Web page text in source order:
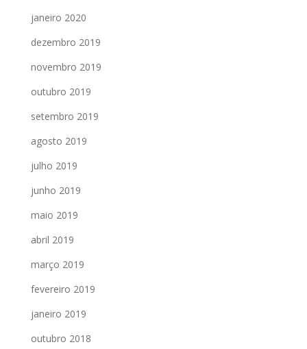
janeiro 2020
dezembro 2019
novembro 2019
outubro 2019
setembro 2019
agosto 2019
julho 2019
junho 2019
maio 2019
abril 2019
março 2019
fevereiro 2019
janeiro 2019
outubro 2018